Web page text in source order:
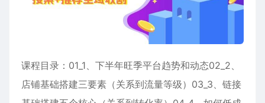
课程目录：01_1、下半年旺季平台趋势和动态02_2、
店铺基础搭建三要素（关系到流量等级）03_3、链接